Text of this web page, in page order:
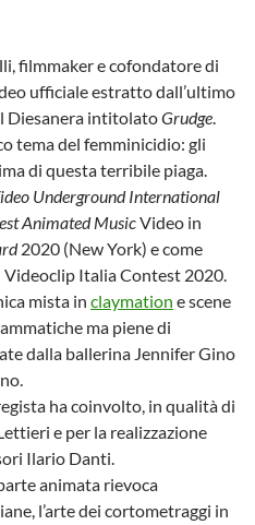
filmmaker e cofondatore di
ufficiale estratto dall’ultimo
Diesanera intitolatoGrudge.
tema del femminicidio: gli
di questa terribile piaga.
Underground International
Animated MusicVideo in
2020 (New York) e come
Italia Contest 2020.
mista in claymation e scene
ma piene di
dalla ballerina Jennifer Gino
ha coinvolto, in qualità di
e per la realizzazione
Ilario Danti.
animata rievoca
l’arte dei cortometraggi in